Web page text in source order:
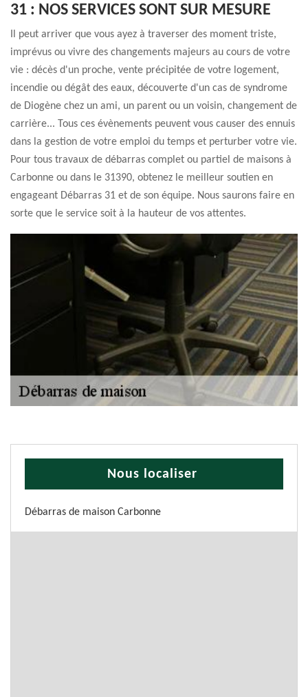
31 : NOS SERVICES SONT SUR MESURE
Il peut arriver que vous ayez à traverser des moment triste,
imprévus ou vivre des changements majeurs au cours de votre
vie : décès d'un proche, vente précipitée de votre logement,
incendie ou dégât des eaux, découverte d'un cas de syndrome
de Diogène chez un ami, un parent ou un voisin, changement de
carrière... Tous ces évènements peuvent vous causer des ennuis
dans la gestion de votre emploi du temps et perturber votre vie.
Pour tous travaux de débarras complet ou partiel de maisons à
Carbonne ou dans le 31390, obtenez le meilleur soutien en
engageant Débarras 31 et de son équipe. Nous saurons faire en
sorte que le service soit à la hauteur de vos attentes.
Nous localiser
Débarras de maison Carbonne